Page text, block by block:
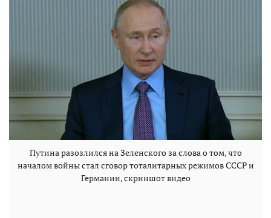
Путина разозлился на Зеленского за слова о том, что
началом войны стал сговор тоталитарных режимов СССР и
Германии, скриншот видео